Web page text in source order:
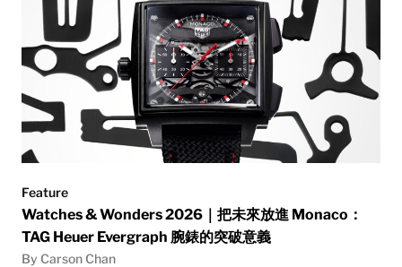
Feature
Watches & Wonders 2026｜把未來放進 Monaco：
TAG Heuer Evergraph 腕錶的突破意義
By Carson Chan